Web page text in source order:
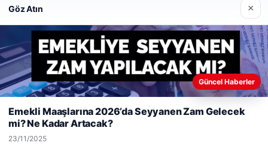
Hastaş Beton
26/05/2026
Web sitemizi nasıl kullandığınızı daha iyi anlayabilmek,
kullanıyoruz.Çerez Politikamız
Göz Atın ×
Güncel Haberler
Emekli Maaşlarına 2026’da Seyyanen Zam Gelecek
mi? Ne Kadar Artacak?
23/11/2025